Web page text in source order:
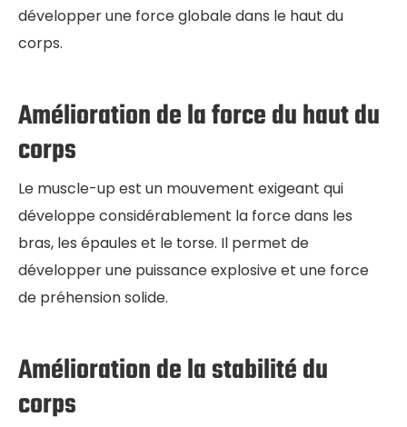
développer une force globale dans le haut du
corps.
Amélioration de la force du haut du
corps
Le muscle-up est un mouvement exigeant qui
développe considérablement la force dans les
bras, les épaules et le torse. Il permet de
développer une puissance explosive et une force
de préhension solide.
Amélioration de la stabilité du
corps